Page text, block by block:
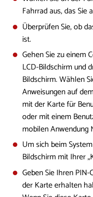
Fahrrad aus, das Sie
Überprüfen Sie, ob
ist.
Gehen Sie zu einem
LCD-Bildschirm und
Bildschirm. Wählen
Anweisungen auf
mit der Karte für
oder mit einem
mobilen Anwendung
Um sich beim
Bildschirm mit Ihrer
Geben Sie Ihren
der Karte erhalten